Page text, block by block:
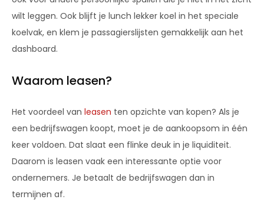
wilt leggen. Ook blijft je lunch lekker koel in het speciale
koelvak, en klem je passagierslijsten gemakkelijk aan het
dashboard.
Waarom leasen?
Het voordeel van leasen ten opzichte van kopen? Als je
een bedrijfswagen koopt, moet je de aankoopsom in één
keer voldoen. Dat slaat een flinke deuk in je liquiditeit.
Daarom is leasen vaak een interessante optie voor
ondernemers. Je betaalt de bedrijfswagen dan in
termijnen af.